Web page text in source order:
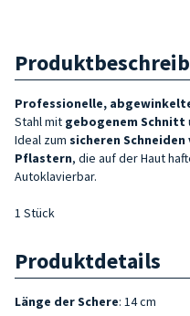
Professionelle,
Stahl mit gebogenem Schnitt
Ideal zum sicheren Schneiden
Pflastern, die auf der Haut
Autoklavierbar.
1 Stück
Produktdetails
Länge der Schere: 14 cm